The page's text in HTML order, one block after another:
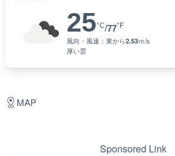
25°C/77°F
風向・風速： 東から2.53ｍ/s
厚い雲
MAP
Sponsored Link